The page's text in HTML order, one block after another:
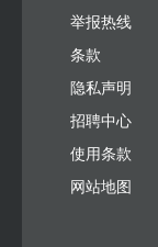
举报热线
条款
隐私声明
招聘中心
使用条款
网站地图